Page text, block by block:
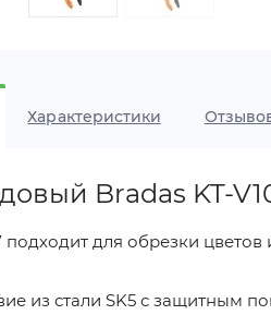
Характеристики
Bradas KT-
подходит для обрезки
из стали SK5 с защитным